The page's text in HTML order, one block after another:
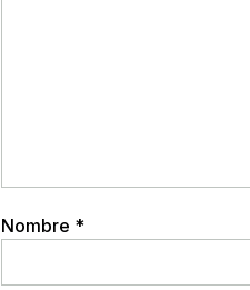
Nombre *